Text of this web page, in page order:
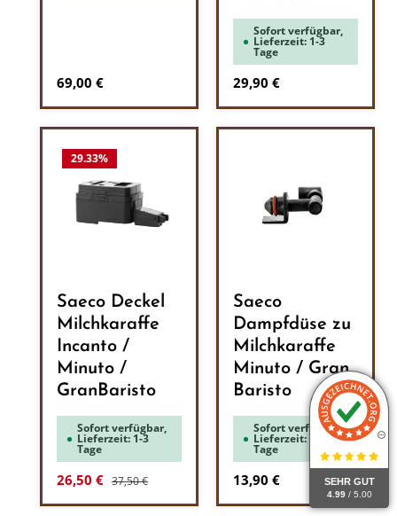
SEHR GUT
4.99 / 5.00
Regulärer Preis:
69,00 €
Sofort verfügbar,
Lieferzeit: 1-3
Tage
Regulärer Preis:
29,90 €
29.33%
Saeco Deckel
Milchkaraffe
Incanto /
Minuto /
GranBaristo
Sofort verfügbar,
Lieferzeit: 1-3
Tage
Verkaufspreis:
26,50 € Regulärer Preis:
37,50 €
Saeco
Dampfdüse zu
Milchkaraffe
Minuto / Gran
Baristo
Sofort verfügbar,
Lieferzeit: 1-3
Tage
Regulärer Preis:
13,90 €